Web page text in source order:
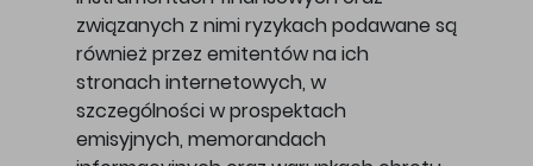
związanych z nimi ryzykach podawane są
również przez emitentów na ich
stronach internetowych, w
szczególności w prospektach
emisyjnych, memorandach